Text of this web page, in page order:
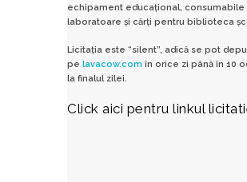
echipament educațional, consumabile
laboratoare și cărți pentru biblioteca
Licitația este “silent”, adică se pot
pe lavacow.com în orice zi până în 10
la finalul zilei.
Click aici pentru linkul